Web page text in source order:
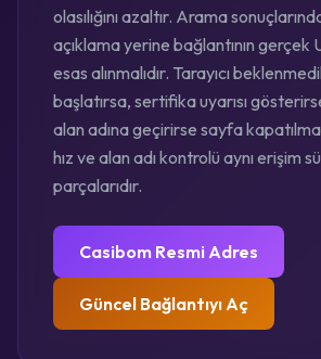
olasılığını azaltır. Arama
açıklama yerine bağlantının gerçek
esas alınmalıdır. Tarayıcı
başlatırsa, sertifika uyarısı
alan adına geçirirse sayfa
hız ve alan adı kontrolü aynı erişim
parçalarıdır.
Casibom Resmi Adres
Güncel Bağlantıyı Aç